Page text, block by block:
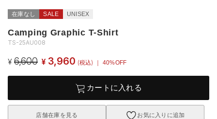
在庫なし SALE UNISEX
Camping Graphic T-Shirt
TS-25AU008
¥ 6,600 ¥ 3,960 (税込) ｜ 40%OFF
カートに入れる
店舗在庫を見る お気に入りに追加